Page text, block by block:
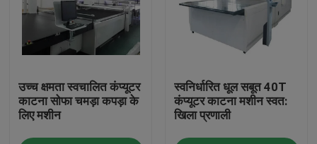
हमारे बारे में
कारखाना भ्रमण
गुणवत्ता नियंत्रण
उच्च क्षमता स्वचालित कंप्यूटर
काटना सोफा चमड़ा कपड़ा के
लिए मशीन
स्वनिर्धारित धूल सबूत 40T
कंप्यूटर काटना मशीन स्वत:
खिला प्रणाली